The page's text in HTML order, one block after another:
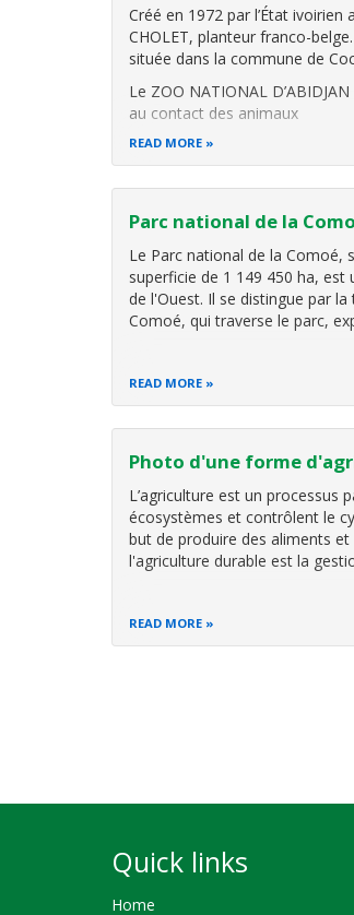
Créé en 1972 par l’État
CHOLET, planteur franco-
située dans la commune de
Le ZOO NATIONAL
au contact des animaux
READ MORE
Parc national de la
Le Parc national de la Comoé,
superficie de 1 149 450 ha,
de l'Ouest. Il se distingue par
Comoé, qui traverse le parc,
READ MORE
Photo d'une forme
L’agriculture est un processus
écosystèmes et contrôlent le
but de produire des aliments
l'agriculture durable est la
READ MORE
Quick links
Home